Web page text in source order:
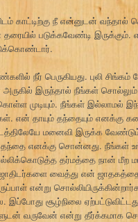
காட்டிற்கு நீ என்னுடன் வந்தால்
தரையில் படுக்கவேண்டி
நீர் பெருகியது. புலி
இருந்தால் நீங்கள்
முடியும். நீங்கள் இல்லாமல்
என் தாயும் தந்தையும் எனக்கு
மனைவி இருக்க
எனக்கு சொன்னது. நீங்கள்
தர்மத்தை நான் மீற
வைத்து என்
என்று
இப்போது சூழ்நிலை
வருவேன் என்று தீர்க்கமாக